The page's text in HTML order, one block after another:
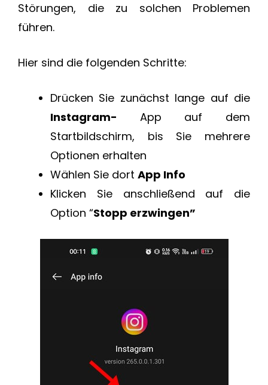
Störungen, die zu solchen Problemen
führen.
Hier sind die folgenden Schritte:
Drücken Sie zunächst lange auf die
Instagram- App auf dem
Startbildschirm, bis Sie mehrere
Optionen erhalten
Wählen Sie dort App Info
Klicken Sie anschließend auf die
Option “Stopp erzwingen”